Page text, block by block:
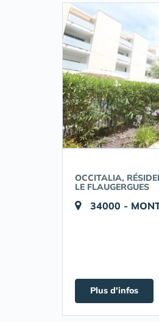
OCCITALIA,
LE FLAUGERGUES
34000 -
Plus d'infos